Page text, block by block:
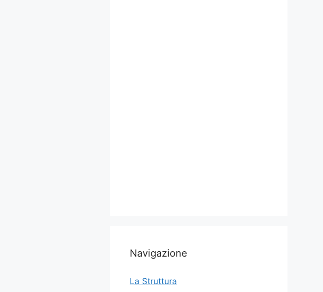
Navigazione
La Struttura